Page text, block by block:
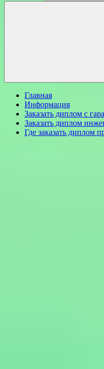
Главная
Информация
Заказать диплом с
Заказать диплом
Где заказать диплом